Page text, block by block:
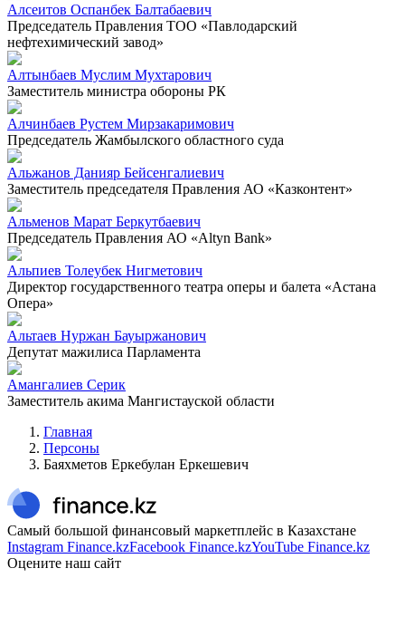
Алсеитов Оспанбек Балтабаевич
Председатель Правления ТОО «Павлодарский
нефтехимический завод»
Алтынбаев Муслим Мухтарович
Заместитель министра обороны РК
Алчинбаев Рустем Мирзакаримович
Председатель Жамбылского областного суда
Альжанов Данияр Бейсенгалиевич
Заместитель председателя Правления АО «Казконтент»
Альменов Марат Беркутбаевич
Председатель Правления АО «Altyn Bank»
Альпиев Толеубек Нигметович
Директор государственного театра оперы и балета «Астана
Опера»
Альтаев Нуржан Бауыржанович
Депутат мажилиса Парламента
Амангалиев Серик
Заместитель акима Мангистауской области
Главная
Персоны
Баяхметов Еркебулан Еркешевич
Самый большой финансовый маркетплейс в Казахстане
Instagram Finance.kzFacebook Finance.kzYouTube Finance.kz
Оцените наш сайт